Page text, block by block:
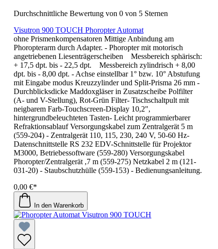
Durchschnittliche Bewertung von 0 von 5 Sternen
Visutron 900 TOUCH Phoropter Automat
ohne Prismenkompensatoren Mittige Anbindung am
Phoropterarm durch Adapter. - Phoropter mit motorisch
angetriebenen Liesenträgerscheiben Messbereich sphärisch:
+ 17,5 dpt. bis - 22,5 dpt. Messbereich zylindrisch + 8,00
dpt. bis - 8,00 dpt. - Achse einstellbar 1° bzw. 10° Abstufung
mit Eingabe modus Kreuzzylinder und Split-Prisma 26 mm -
Durchblicksdicke Maddoxgläser in Zusatzscheibe Polfilter
(A- und V-Stellung), Rot-Grün Filter- Tischschaltpult mit
neigbarem Farb-Touchscreen-Display 10,2",
hintergrundbeleuchteten Tasten- Leicht programmierbarer
Refraktionsablauf Versorgungskabel zum Zentralgerät 5 m
(559-204) - Zentralgerät 110, 115, 230, 240 V, 50-60 Hz-
Datenschnittstelle RS 232 EDV-Schnittstelle für Projektor
M3000, Betriebessoftware (559-280) Versorgungskabel
Phoropter/Zentralgerät ,7 m (559-275) Netzkabel 2 m (121-
031-20) - Staubschutzhülle (559-153) - Bedienungsanleitung.
0,00 €*
In den Warenkorb